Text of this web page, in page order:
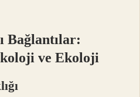
Bağlantılar:
ve Ekoloji